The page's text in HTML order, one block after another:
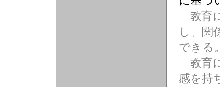
教育
し、関
できる
教育
感を持